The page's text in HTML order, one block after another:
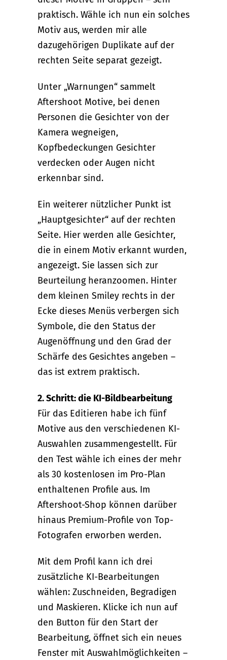
praktisch. Wähle ich nun ein solches
Motiv aus, werden mir alle
dazugehörigen Duplikate auf der
rechten Seite separat gezeigt.
Unter „Warnungen“ sammelt
Aftershoot Motive, bei denen
Personen die Gesichter von der
Kamera wegneigen,
Kopfbedeckungen Gesichter
verdecken oder Augen nicht
erkennbar sind.
Ein weiterer nützlicher Punkt ist
„Hauptgesichter“ auf der rechten
Seite. Hier werden alle Gesichter,
die in einem Motiv erkannt wurden,
angezeigt. Sie lassen sich zur
Beurteilung heranzoomen. Hinter
dem kleinen Smiley rechts in der
Ecke dieses Menüs verbergen sich
Symbole, die den Status der
Augenöffnung und den Grad der
Schärfe des Gesichtes angeben –
das ist extrem praktisch.
2. Schritt: die KI-Bildbearbeitung
Für das Editieren habe ich fünf
Motive aus den verschiedenen KI-
Auswahlen zusammengestellt. Für
den Test wähle ich eines der mehr
als 30 kostenlosen im Pro-Plan
enthaltenen Profile aus. Im
Aftershoot-Shop können darüber
hinaus Premium-Profile von Top-
Fotografen erworben werden.
Mit dem Profil kann ich drei
zusätzliche KI-Bearbeitungen
wählen: Zuschneiden, Begradigen
und Maskieren. Klicke ich nun auf
den Button für den Start der
Bearbeitung, öffnet sich ein neues
Fenster mit Auswahlmöglichkeiten –